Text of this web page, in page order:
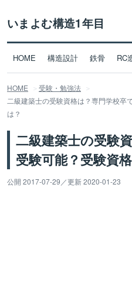
いまよむ構造1年目
HOME 構造設計 鉄骨 RC
HOME
受験・勉強法
二級建築士の受験資格は？専門学校卒
は？
二級建築士の受験
受験可能？受験資
公開 2017-07-29 ／更新 2020-01-23